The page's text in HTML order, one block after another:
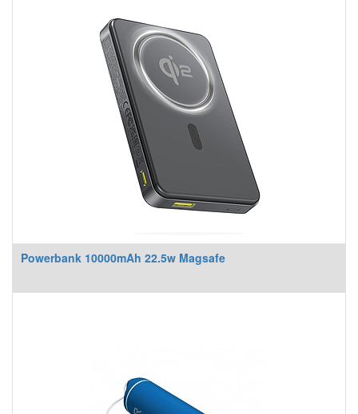
Powerbank 10000mAh 22.5w Magsafe